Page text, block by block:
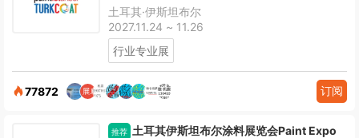
土耳其·伊斯坦布尔
2027.11.24 ~ 11.26
行业专业展
77872 订阅
推荐 土耳其伊斯坦布尔涂料展览会Paint Expo